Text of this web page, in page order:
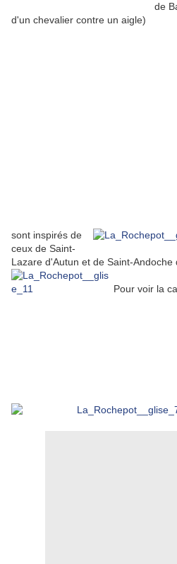
de
d'un chevalier contre un aigle)
sont inspirés de
ceux de Saint-
Lazare d'Autun et de Saint-Andoche
Pour voir la